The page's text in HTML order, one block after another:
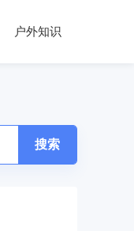
户外知识
搜索